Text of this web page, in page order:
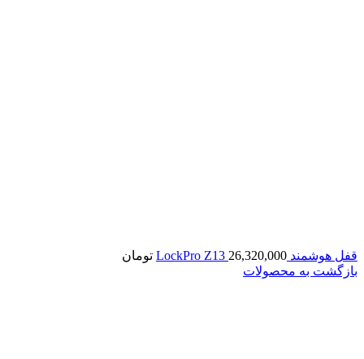
قفل هوشمند LockPro Z13 26,320,000
تومان
بازگشت به محصولات